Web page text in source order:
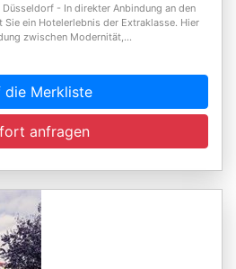
- In direkter Anbindung an den
ein Hotelerlebnis der Extraklasse. Hier
zwischen Modernität,...
die Merkliste
anfragen